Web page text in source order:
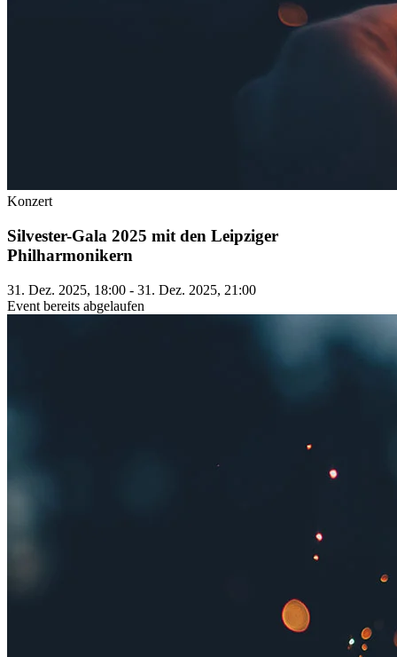
Konzert
Silvester-Gala 2025 mit den Leipziger
Philharmonikern
31. Dez. 2025, 18:00 - 31. Dez. 2025, 21:00
Event bereits abgelaufen